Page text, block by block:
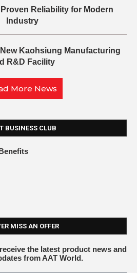
Reliability for Modern
Industry
Kaohsiung Manufacturing
R&D Facility
More News
BUSINESS CLUB
MISS AN OFFER
the latest product news and
from AAT World.